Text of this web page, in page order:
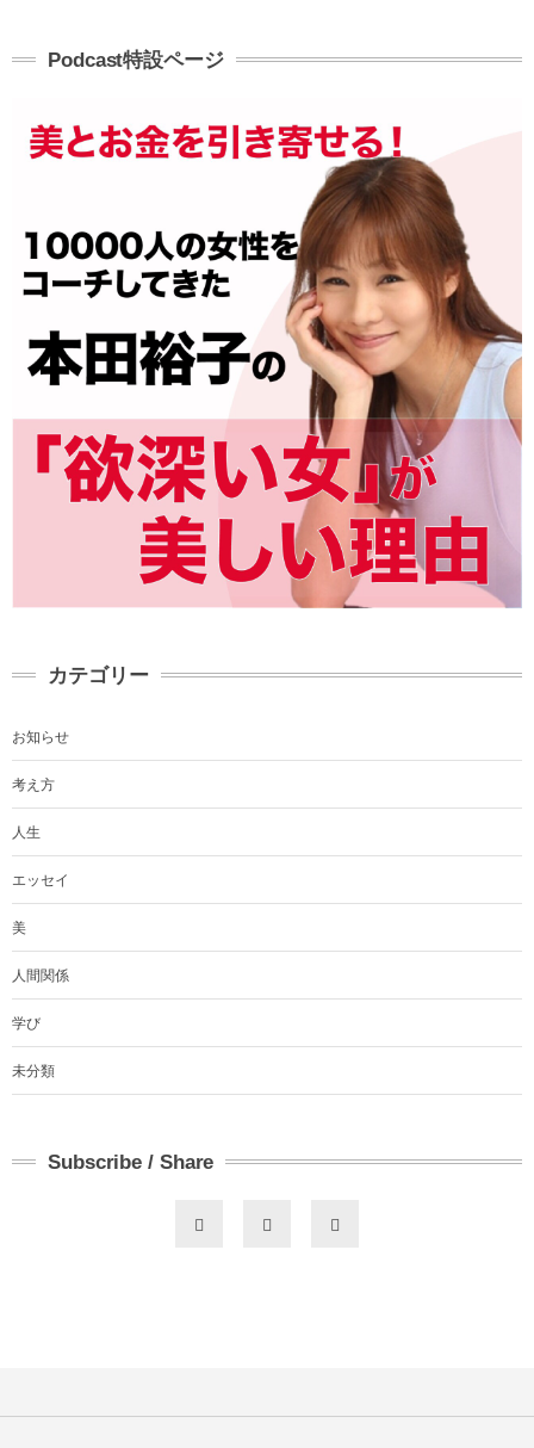
Podcast特設ページ
カテゴリー
お知らせ
考え方
人生
エッセイ
美
人間関係
学び
未分類
Subscribe / Share